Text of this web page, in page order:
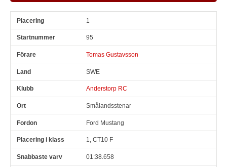
Pl Snr 1
95
Tomas Gustavsson
SWE
Anderstorp RC
Smålandsstenar
Ford Mustang
1, CT10 F
01:38.658